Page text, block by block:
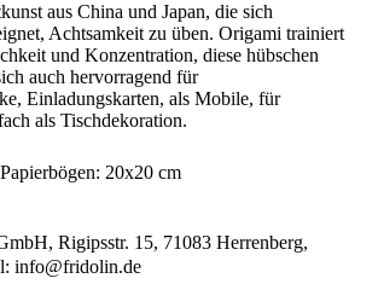
aus China und Japan, die sich
Achtsamkeit zu üben. Origami trainiert
und Konzentration, diese hübschen
auch hervorragend für
Einladungskarten, als Mobile, für
als Tischdekoration.
20x20 cm
Rigipsstr. 15, 71083 Herrenberg,
info@fridolin.de